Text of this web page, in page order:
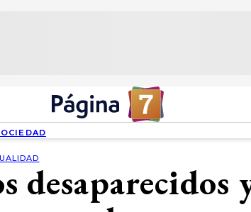
desaparecidos